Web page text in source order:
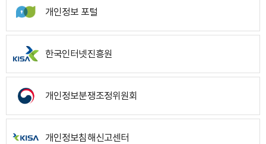
개인정보 포털
한국인터넷진흥원
개인정보분쟁조정위원회
개인정보침해신고센터